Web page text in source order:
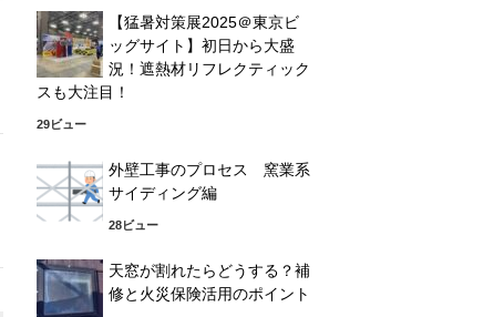
【猛暑対策展2025＠東京ビ
ッグサイト】初日から大盛
況！遮熱材リフレクティック
スも大注目！
29ビュー
外壁工事のプロセス 窯業系
サイディング編
28ビュー
天窓が割れたらどうする？補
修と火災保険活用のポイント